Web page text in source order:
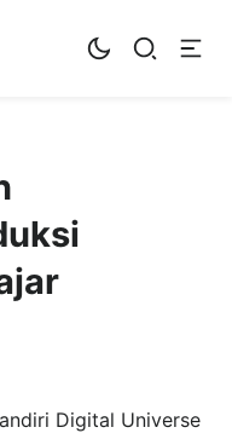
Digital Universe